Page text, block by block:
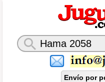
Envío por